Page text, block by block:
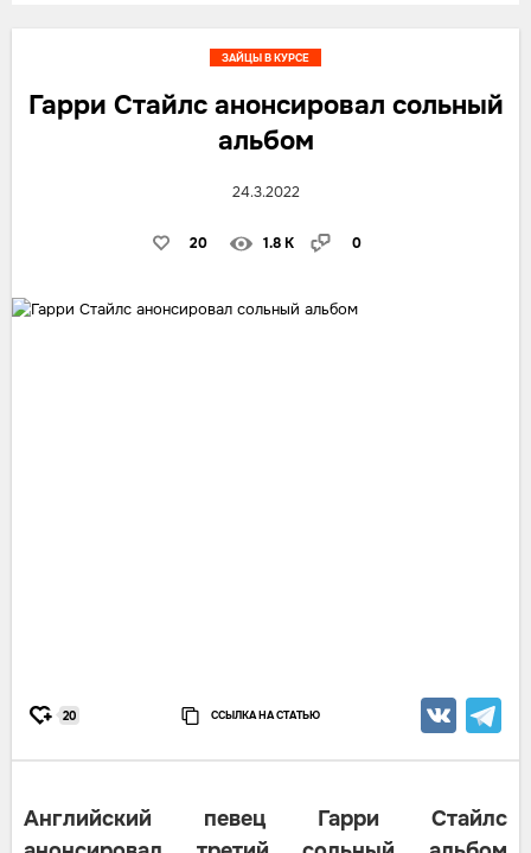
Гарри Стайлс анонсировал сольный
альбом
24.3.2022
20 1.8 K 0
ЗАЙЦЫ В КУРСЕ
20 ССЫЛКА НА СТАТЬЮ
Английский певец Гарри Стайлс